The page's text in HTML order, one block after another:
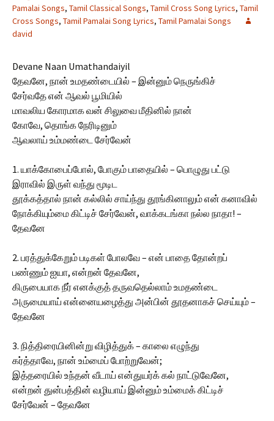
Pamalai Songs, Tamil Classical Songs, Tamil Cross Song Lyrics, Tamil
Cross Songs, Tamil Pamalai Song Lyrics, Tamil Pamalai Songs
david
Devane Naan Umathandaiyil
தேவனே, நான் உமதண்டையில் – இன்னும் நெருங்கிச்
சேர்வதே என் ஆவல் பூமியில்
மாவலிய கோரமாக வன் சிலுவை மீதினில் நான்
கோவே, தொங்க நேரிடினும்
ஆவலாய் உம்மண்டை சேர்வேன்
1. யாக்கோபைப்போல், போகும் பாதையில் – பொழுது பட்டு
இராவில் இருள் வந்து மூடிட
தூக்கத்தால் நான் கல்லில் சாய்ந்து தூங்கினாலும் என் கனாவில்
நோக்கியும்மை கிட்டிச் சேர்வேன், வாக்கடங்கா நல்ல நாதா! –
தேவனே
2. பரத்துக்கேறும் படிகள் போலவே – என் பாதை தோன்றப்
பண்ணும் ஐயா, என்றன் தேவனே,
கிருபையாக நீர் எனக்குத் தருவதெல்லாம் உமதண்டை
அருமையாய் என்னையழைத்து அன்பின் தூதனாகச் செய்யும் –
தேவனே
3. நித்திரையினின்று விழித்துக் – காலை எழுந்து
கர்த்தாவே, நான் உம்மைப் போற்றுவேன்;
இத்தரையில் உந்தன் வீடாய் என்துயர்க் கல் நாட்டுவேனே,
என்றன் துன்பத்தின் வழியாய் இன்னும் உம்மைக் கிட்டிச்
சேர்வேன் – தேவனே